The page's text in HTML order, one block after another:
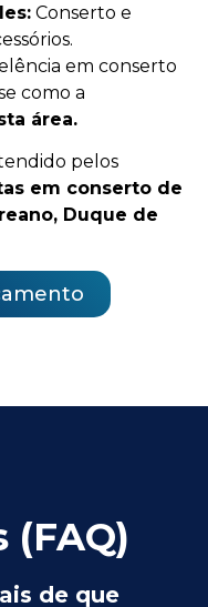
Conserto e
em conserto
como a
área.
pelos
em conserto de
Duque de
(FAQ)
de que